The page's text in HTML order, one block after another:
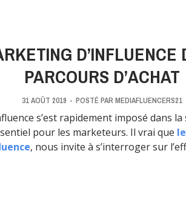
D’INFLUENCE
PARCOURS D’ACHAT
31 AOÛT 2019 - POSTÉ PARMEDIAFLUENCERS21
s’est rapidement imposé dans
pour les marketeurs. Il vrai que
, nous invite à s’interroger sur